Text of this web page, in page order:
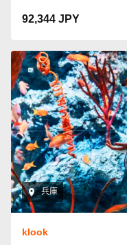
92,344 JPY
兵庫
klook